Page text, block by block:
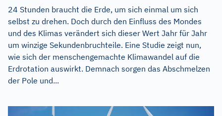
24 Stunden braucht die Erde, um sich einmal um sich
selbst zu drehen. Doch durch den Einfluss des Mondes
und des Klimas verändert sich dieser Wert Jahr für Jahr
um winzige Sekundenbruchteile. Eine Studie zeigt nun,
wie sich der menschengemachte Klimawandel auf die
Erdrotation auswirkt. Demnach sorgen das Abschmelzen
der Pole und...